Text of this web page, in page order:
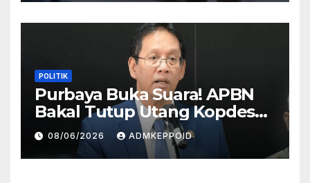
POLITIK
Purbaya Buka Suara! APBN
Bakal Tutup Utang Kopdes
Rp 240 Triliun, Cicilan Rp 40
Triliun per Tahun
08/06/2026 ADMKEPPOID